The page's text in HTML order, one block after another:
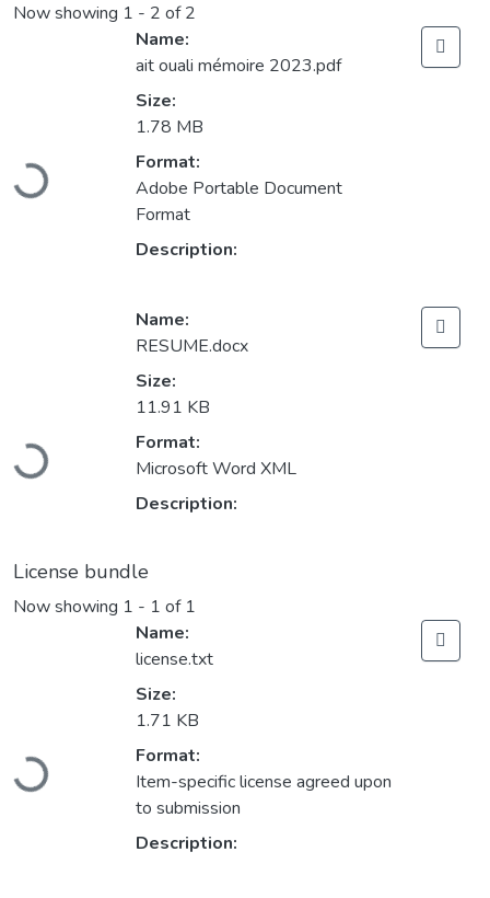
Now showing 1 - 2 of 2
Loading...
Name:
ait ouali mémoire 2023.pdf
Size:
1.78 MB
Format:
Adobe Portable Document
Format
Description:
Loading...
Name:
RESUME.docx
Size:
11.91 KB
Format:
Microsoft Word XML
Description:
License bundle
Now showing 1 - 1 of 1
Loading...
Name:
license.txt
Size:
1.71 KB
Format:
Item-specific license agreed upon
to submission
Description: